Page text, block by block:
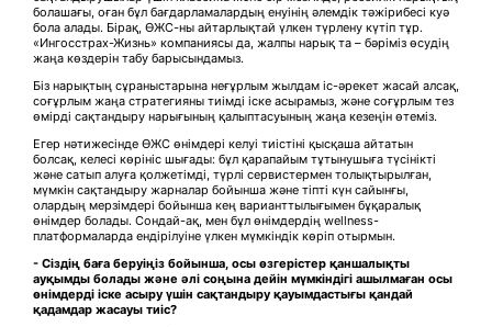
болашағы, оған бұл бағдарламалардың енуінің әлемдік тәжірибесі куә
бола алады. Бірақ, ӨЖС-ны айтарлықтай үлкен түрлену күтіп тұр.
«Ингосстрах-Жизнь» компаниясы да, жалпы нарық та – бәріміз өсудің
жаңа көздерін табу барысындамыз.
Біз нарықтың сұраныстарына неғұрлым жылдам іс-әрекет жасай алсақ,
соғұрлым жаңа стратегияны тиімді іске асырамыз, және соғұрлым тез
өмірді сақтандыру нарығының қалыптасуының жаңа кезеңін өтеміз.
Егер нәтижесінде ӨЖС өнімдері келуі тиістіні қысқаша айтатын
болсақ, келесі көрініс шығады: бұл қарапайым тұтынушыға түсінікті
және сатып алуға қолжетімді, түрлі сервистермен толықтырылған,
мүмкін сақтандыру жарналар бойынша және тіпті күн сайынғы,
олардың мерзімдері бойынша кең варианттылығымен бұқаралық
өнімдер болады. Сондай-ақ, мен бұл өнімдердің wellness-
платформаларда ендірілуіне үлкен мүмкіндік көріп отырмын.
- Сіздің баға беруіңіз бойынша, осы өзгерістер қаншалықты
ауқымды болады және әлі соңына дейін мүмкіндігі ашылмаған осы
өнімдерді іске асыру үшін сақтандыру қауымдастығы қандай
қадамдар жасауы тиіс?